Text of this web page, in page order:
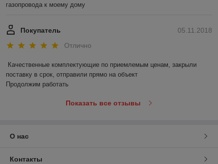
газопровода к моему дому
05.11.2018
Покупатель
Отлично
Качественные комплектующие по приемлемым ценам, закрыли
поставку в срок, отправили прямо на объект
Продолжим работать
Показать все отзывы
О нас
Контакты